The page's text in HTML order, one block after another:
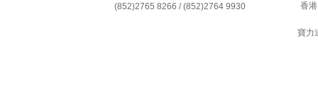
(852)2765 8266 / (852)2764 9930 香
寶力